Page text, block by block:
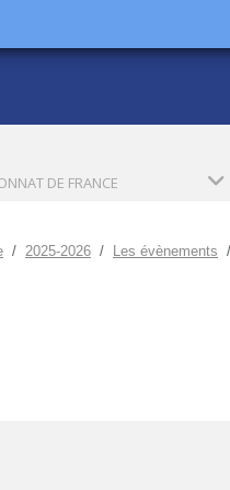
DE FRANCE
2025-2026 Les évènements